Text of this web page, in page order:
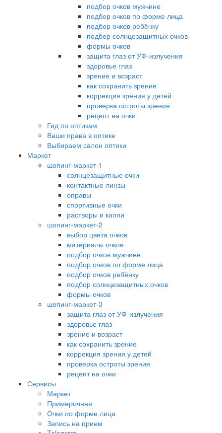
подбор очков мужчине
подбор очков по форме лица
подбор очков ребёнку
подбор солнцезащитных очков
формы очков
защита глаз от УФ-излучения
здоровье глаз
зрение и возраст
как сохранить зрение
коррекция зрения у детей
проверка остроты зрения
рецепт на очки
Гид по оптикам
Ваши права в оптике
Выбираем салон оптики
Маркет
шопинг-маркет-1
солнцезащитные очки
контактные линзы
оправы
спортивные очки
растворы и капли
шопинг-маркет-2
выбор цвета очков
материалы очков
подбор очков мужчине
подбор очков по форме лица
подбор очков ребёнку
подбор солнцезащитных очков
формы очков
шопинг-маркет-3
защита глаз от УФ-излучения
здоровье глаз
зрение и возраст
как сохранить зрение
коррекция зрения у детей
проверка остроты зрения
рецепт на очки
Сервисы
Маркет
Примерочная
Очки по форме лица
Запись на прием